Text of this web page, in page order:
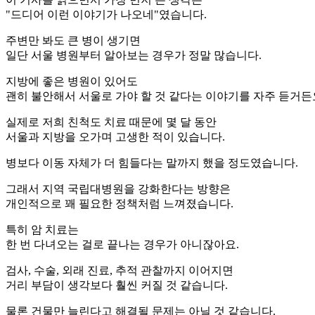
"드디어 이런 이야기가 나오네"였습니다.
주변만 봐도 큰 병이 생기면
일단 서울 병원부터 알아보는 경우가 정말 많습니다.
지방에 좋은 병원이 있어도
괜히 불안해서 서울로 가야 할 것 같다는 이야기를 자주 듣거든
실제로 저희 친척도 치료 때문에 몇 달 동안
서울과 지방을 오가며 고생한 적이 있습니다.
병보다 이동 자체가 더 힘들다는 말까지 했을 정도였습니다.
그래서 지역 국립대병원을 강화한다는 방향은
개인적으로 꽤 필요한 정책처럼 느껴졌습니다.
특히 암 치료는
한 번 다녀오는 걸로 끝나는 경우가 아니잖아요.
검사, 수술, 외래 진료, 추적 관찰까지 이어지면
거리 부담이 생각보다 훨씬 커질 것 같습니다.
물론 건물만 늘린다고 해결될 문제는 아닐 것 같습니다.